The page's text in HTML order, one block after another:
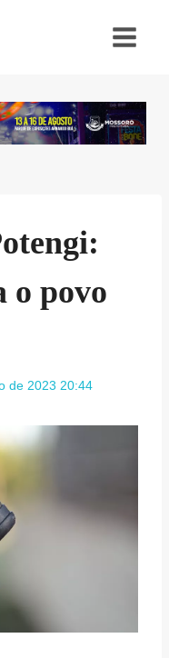
o povo
de 2023 20:44